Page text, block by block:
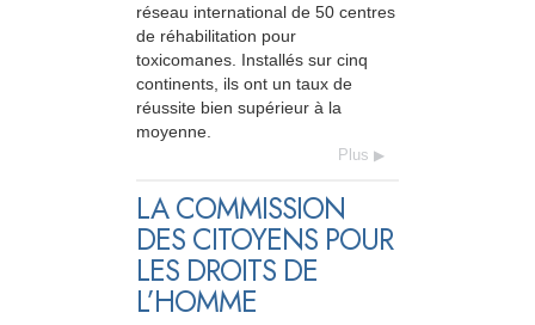
réseau international de 50 centres
de réhabilitation pour
toxicomanes. Installés sur cinq
continents, ils ont un taux de
réussite bien supérieur à la
moyenne.
Plus
LA COMMISSION
DES CITOYENS POUR
LES DROITS DE
L’HOMME